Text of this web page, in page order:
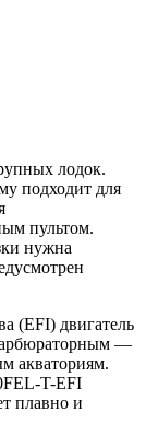
лодок.
подходит для
пультом.
нужна
(EFI) двигатель
—
акваториям.
T-EFI
плавно и